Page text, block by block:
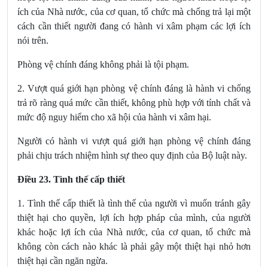
ích của Nhà nước, của cơ quan, tổ chức mà chống trả lại một
cách cần thiết người đang có hành vi xâm phạm các lợi ích
nói trên.
Phòng vệ chính đáng không phải là tội phạm.
2. Vượt quá giới hạn phòng vệ chính đáng là hành vi chống
trả rõ ràng quá mức cần thiết, không phù hợp với tính chất và
mức độ nguy hiểm cho xã hội của hành vi xâm hại.
Người có hành vi vượt quá giới hạn phòng vệ chính đáng
phải chịu trách nhiệm hình sự theo quy định của Bộ luật này.
Điều 23. Tình thế cấp thiết
1. Tình thế cấp thiết là tình thế của người vì muốn tránh gây
thiệt hại cho quyền, lợi ích hợp pháp của mình, của người
khác hoặc lợi ích của Nhà nước, của cơ quan, tổ chức mà
không còn cách nào khác là phải gây một thiệt hại nhỏ hơn
thiệt hại cần ngăn ngừa.